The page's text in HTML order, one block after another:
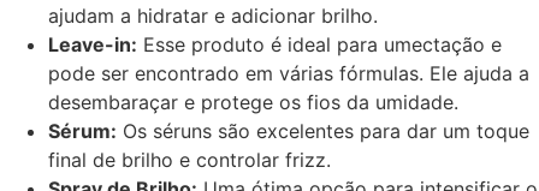
ajudam a hidratar e adicionar brilho.
Leave-in: Esse produto é ideal para umectação e
pode ser encontrado em várias fórmulas. Ele ajuda a
desembaraçar e protege os fios da umidade.
Sérum: Os séruns são excelentes para dar um toque
final de brilho e controlar frizz.